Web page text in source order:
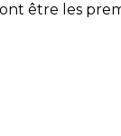
être les